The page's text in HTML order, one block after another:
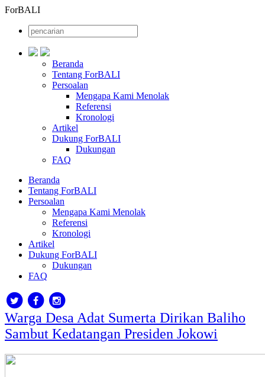
ForBALI
Beranda
Tentang ForBALI
Persoalan
Mengapa Kami Menolak
Referensi
Kronologi
Artikel
Dukung ForBALI
Dukungan
FAQ
Beranda
Tentang ForBALI
Persoalan
Mengapa Kami Menolak
Referensi
Kronologi
Artikel
Dukung ForBALI
Dukungan
FAQ
Warga Desa Adat Sumerta Dirikan Baliho
Sambut Kedatangan Presiden Jokowi